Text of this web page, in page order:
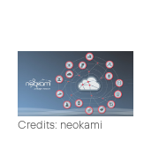
Credits: neokami